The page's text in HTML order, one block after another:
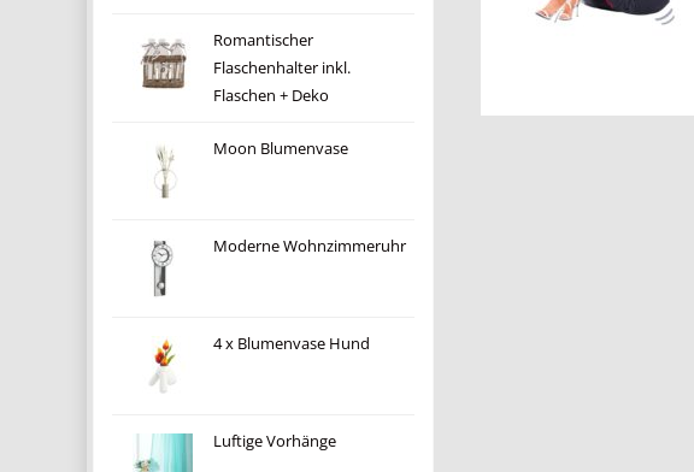
Romantischer
Flaschenhalter inkl.
Flaschen + Deko
Moon Blumenvase
Moderne Wohnzimmeruhr
4 x Blumenvase Hund
Luftige Vorhänge